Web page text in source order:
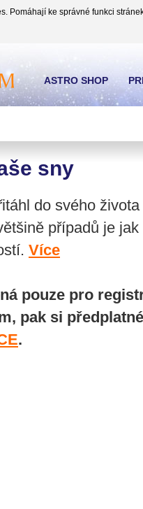
Pomáhají ke správné funkci
sny
do svého
případů je
Více
pouze pro
pak si
.
ASTRO SHOP